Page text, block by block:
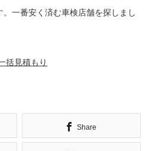
一番安く済む車検店舗を探しまし
括見積もり
Share